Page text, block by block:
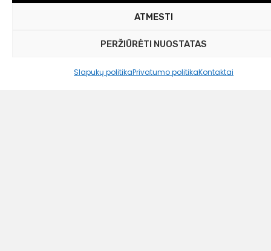
ATMESTI
PERŽIŪRĖTI NUOSTATAS
Slapukų politikaPrivatumo politikaKontaktai